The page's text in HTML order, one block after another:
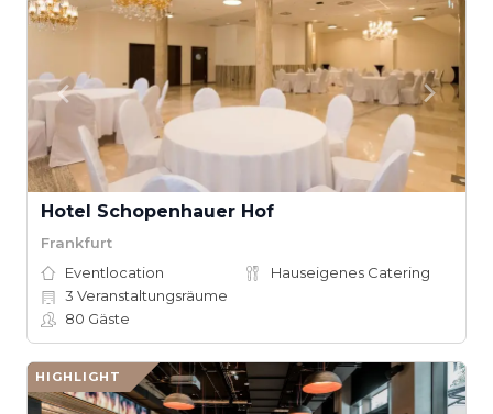
Hotel Schopenhauer Hof
Frankfurt
Eventlocation
Hauseigenes Catering
3 Veranstaltungsräume
80 Gäste
HIGHLIGHT